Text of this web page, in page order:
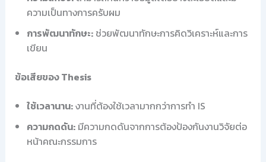
ความเป็นทางการครับผม
การพัฒนาทักษะ:ช่วยพัฒนาทักษะการคิดวิเคราะห์และการ
เขียน
ข้อเสียของ Thesis
ใช้เวลานาน:งานที่ต้องใช้เวลามากกว่าการทำ IS
ความกดดัน:มีความกดดันจากการต้องป้องกันงานวิจัยต่อ
หน้าคณะกรรมการ